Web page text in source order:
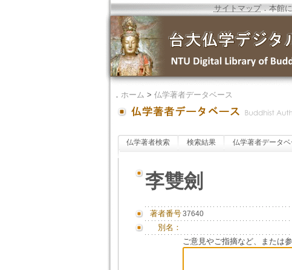
サイトマップ．本館
． ホーム > 仏学著者データベース
仏学著者検索 検索結果 仏学著者データベ
李雙劍
著者番号37640
別名：
ご意見やご指摘など、または